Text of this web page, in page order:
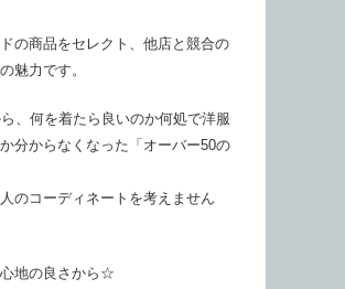
の商品をセレクト、他店と競合の
魅力です。
、何を着たら良いのか何処で洋服
分からなくなった「オーバー50の
のコーディネートを考えません
地の良さから☆